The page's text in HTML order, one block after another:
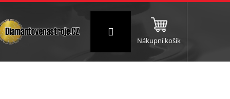
Brusné a leštící válce
Přihlášení
Nákupní košík